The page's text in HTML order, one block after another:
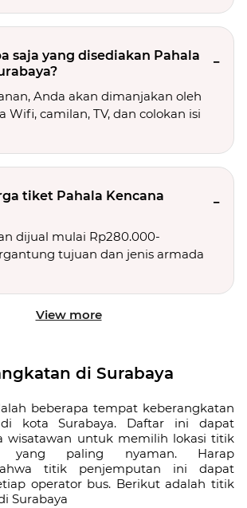
saja yang disediakan Pahala
Anda akan dimanjakan oleh
Wifi, camilan, TV, dan colokan isi
tiket Pahala Kencana
dijual mulai Rp280.000-
tujuan dan jenis armada
View more
di Surabaya
beberapa tempat keberangkatan
kota Surabaya. Daftar ini dapat
wisatawan untuk memilih lokasi titik
yang paling nyaman. Harap
titik penjemputan ini dapat
operator bus. Berikut adalah titik
Surabaya